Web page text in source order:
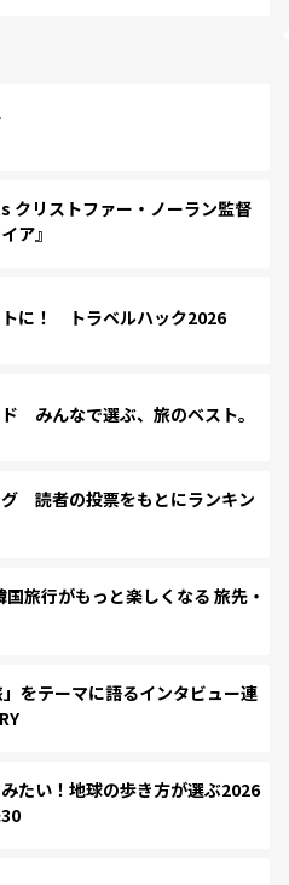
クリストファー・ノーラン監督
ア』
に！ トラベルハック2026
みんなで選ぶ、旅のベスト。
読者の投票をもとにランキン
旅行がもっと楽しくなる 旅先・
をテーマに語るインタビュー連
たい！地球の歩き方が選ぶ2026